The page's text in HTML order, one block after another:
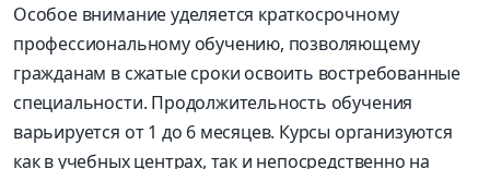
Особое внимание уделяется краткосрочному
профессиональному обучению, позволяющему
гражданам в сжатые сроки освоить востребованные
специальности. Продолжительность обучения
варьируется от 1 до 6 месяцев. Курсы организуются
как в учебных центрах, так и непосредственно на